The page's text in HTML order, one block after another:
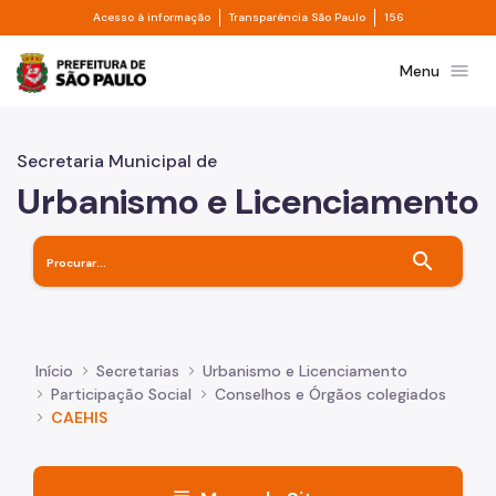
Pular para o Conteúdo principal
Acesso à informação Divisor de acesso à informação
Transparência São Paulo Divisor de
156
Prefeitura de São PauloMenu menu
Secretaria Municipal de
Urbanismo e Licenciamento
search
Início Secretarias
Urbanismo e Licenciamento
Participação Social
Conselhos e Órgãos colegiados
CAEHIS